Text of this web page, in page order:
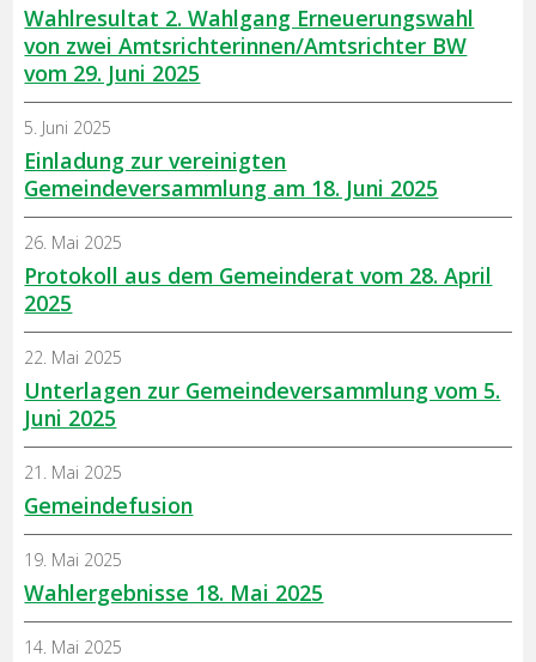
Wahlresultat 2. Wahlgang Erneuerungswahl
von zwei Amtsrichterinnen/Amtsrichter BW
vom 29. Juni 2025
Einladung zur vereinigten
Gemeindeversammlung am 18. Juni 2025
5. Juni 2025
Protokoll aus dem Gemeinderat vom 28. April
2025
26. Mai 2025
Unterlagen zur Gemeindeversammlung vom 5.
Juni 2025
22. Mai 2025
Gemeindefusion
21. Mai 2025
Wahlergebnisse 18. Mai 2025
19. Mai 2025
14. Mai 2025